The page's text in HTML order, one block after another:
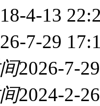
4-13
7-29
2026-7-
2024-2-